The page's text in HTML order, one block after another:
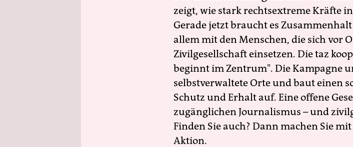
zeigt, wie stark rechtsextreme Kräfte
Gerade jetzt braucht es
allem mit den Menschen, die sich vor
Zivilgesellschaft einsetzen. Die taz
beginnt im Zentrum". Die Kampagne
selbstverwaltete Orte und baut einen
Schutz und Erhalt auf. Eine offene
zugänglichen Journalismus – und
Finden Sie auch? Dann machen Sie
Aktion.